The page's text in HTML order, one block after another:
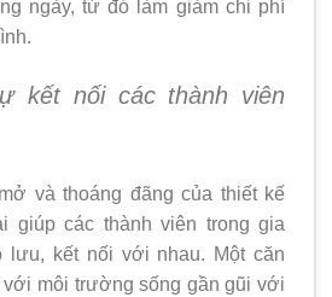
ngày, từ đó làm giảm chi phí
kết nối các thành viên
và thoáng đãng của thiết kế
giúp các thành viên trong gia
lưu, kết nối với nhau. Một căn
môi trường sống gần gũi với